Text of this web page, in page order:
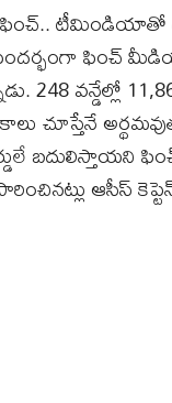
ఫించ్‌.. టీమిండియాతో
ఫించ్‌
248 వన్డేల్లో
బదులిస్తాయని
ఆసీస్‌